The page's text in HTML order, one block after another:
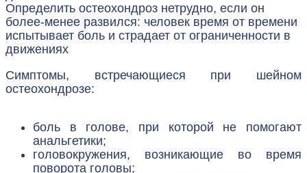
Определить остеохондроз нетрудно, если он
более-менее развился: человек время от времени
испытывает боль и страдает от ограниченности в
движениях
Симптомы, встречающиеся при шейном
остеохондрозе:
боль в голове, при которой не помогают
анальгетики;
головокружения, возникающие во время
поворота головы;